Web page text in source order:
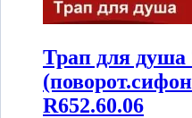
Трап для
R652.60.06